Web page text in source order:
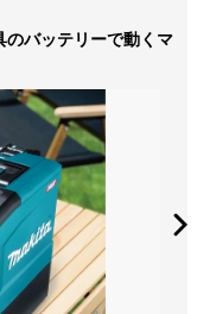
バッテリーで動くマ